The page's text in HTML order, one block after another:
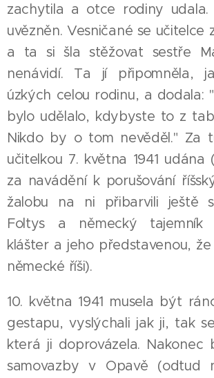
zachytila a otce rodiny
uvězněn. Vesničané se učitelce
a ta si šla stěžovat sestře
nenávidí. Ta jí připomněla,
úzkých celou rodinu, a dodala:
bylo udělalo, kdybyste to z
Nikdo by o tom nevěděl." Za
učitelkou 7. května 1941 udána
za navádění k porušování
žalobu na ni přibarvili ještě
Foltys a německý tajemník
klášter a jeho představenou,
německé říši).
10. května 1941 musela být
gestapu, vyslýchali jak ji, tak
která ji doprovázela. Nakonec
samovazby v Opavě (odtud